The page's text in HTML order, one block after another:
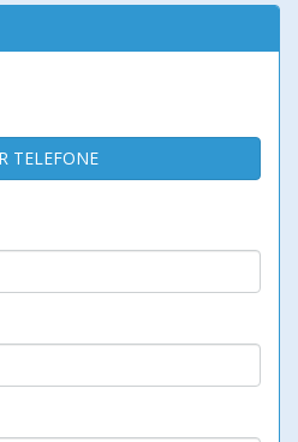
TELEFONE